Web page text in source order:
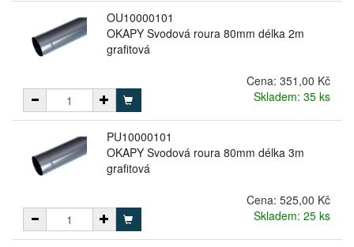
OU10000101
OKAPY Svodová roura 80mm délka 2m
grafitová
Cena: 351,00 Kč
Skladem: 35 ks
PU10000101
OKAPY Svodová roura 80mm délka 3m
grafitová
Cena: 525,00 Kč
Skladem: 25 ks